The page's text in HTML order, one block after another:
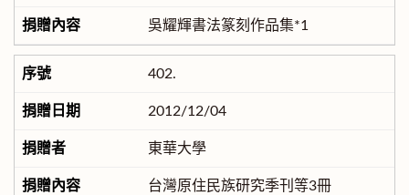
吳耀輝書法篆刻作品集*1
402.
2012/12/04
東華大學
台灣原住民族研究季刊等3冊